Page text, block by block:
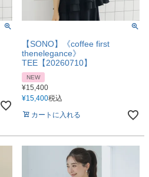
【SONO】《coffee first
thenelegance》
TEE【20260710】
NEW
¥15,400
¥15,400税込
カートに入れる